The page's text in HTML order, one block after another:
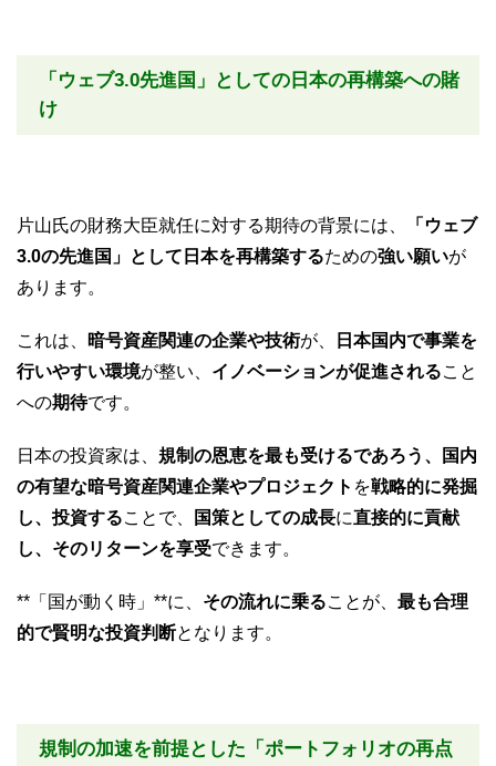
「ウェブ3.0先進国」としての日本の再構築への賭
け
片山氏の財務大臣就任に対する期待の背景には、
「ウェブ
3.0の先進国」として日本を再構築するための強い願いが
あります。
これは、 暗号資産関連の企業や技術が、
日本国内で事業を
行いやすい環境が整い、 イノベーションが促進されること
への期待です。
日本の投資家は、 規制の恩恵を最も受けるであろう、国内
の有望な暗号資産関連企業やプロジェクト を戦略的に発掘
し、投資することで、 国策としての成長に直接的に貢献
し、そのリターンを享受できます。
**「国が動く時」**に、 その流れに乗ることが、 最も合理
的で賢明な投資判断となります。
規制の加速を前提とした「ポートフォリオの再点